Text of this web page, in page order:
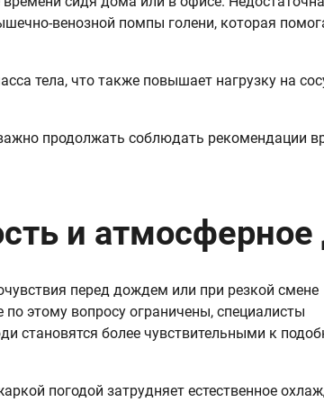
венозной помпы голени, которая
тела, что также повышает нагрузку на
продолжать соблюдать рекомендации
и атмосферное
перед дождем или при резкой смене
этому вопросу ограничены, специалисты
становятся более чувствительными к
погодой затрудняет естественное